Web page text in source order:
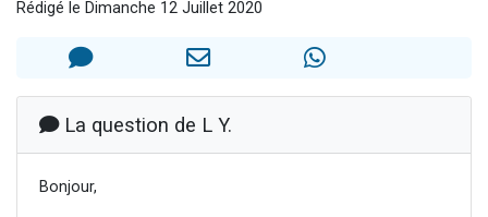
Il reste 49 places pour étudier en groupe sur Zoom
12 nouvelles musiques dans Torah-Box Music
2 personnes viennent de nous rejoindre sur WhatsApp
Rédigé le Dimanche 12 Juillet 2020
La question de L Y.
Bonjour,